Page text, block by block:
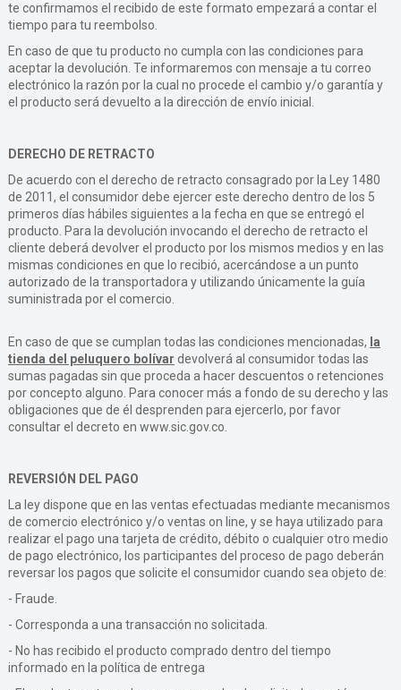
te confirmamos el recibido de este formato empezará a contar el
tiempo para tu reembolso.
En caso de que tu producto no cumpla con las condiciones para
aceptar la devolución. Te informaremos con mensaje a tu correo
electrónico la razón por la cual no procede el cambio y/o garantía y
el producto será devuelto a la dirección de envío inicial.
DERECHO DE RETRACTO
De acuerdo con el derecho de retracto consagrado por la Ley 1480
de 2011, el consumidor debe ejercer este derecho dentro de los 5
primeros días hábiles siguientes a la fecha en que se entregó el
producto. Para la devolución invocando el derecho de retracto el
cliente deberá devolver el producto por los mismos medios y en las
mismas condiciones en que lo recibió, acercándose a un punto
autorizado de la transportadora y utilizando únicamente la guía
suministrada por el comercio.
En caso de que se cumplan todas las condiciones mencionadas, la
tienda del peluquero bolívar devolverá al consumidor todas las
sumas pagadas sin que proceda a hacer descuentos o retenciones
por concepto alguno. Para conocer más a fondo de su derecho y las
obligaciones que de él desprenden para ejercerlo, por favor
consultar el decreto en www.sic.gov.co.
REVERSIÓN DEL PAGO
La ley dispone que en las ventas efectuadas mediante mecanismos
de comercio electrónico y/o ventas on line, y se haya utilizado para
realizar el pago una tarjeta de crédito, débito o cualquier otro medio
de pago electrónico, los participantes del proceso de pago deberán
reversar los pagos que solicite el consumidor cuando sea objeto de:
- Fraude.
- Corresponda a una transacción no solicitada.
- No has recibido el producto comprado dentro del tiempo
informado en la política de entrega